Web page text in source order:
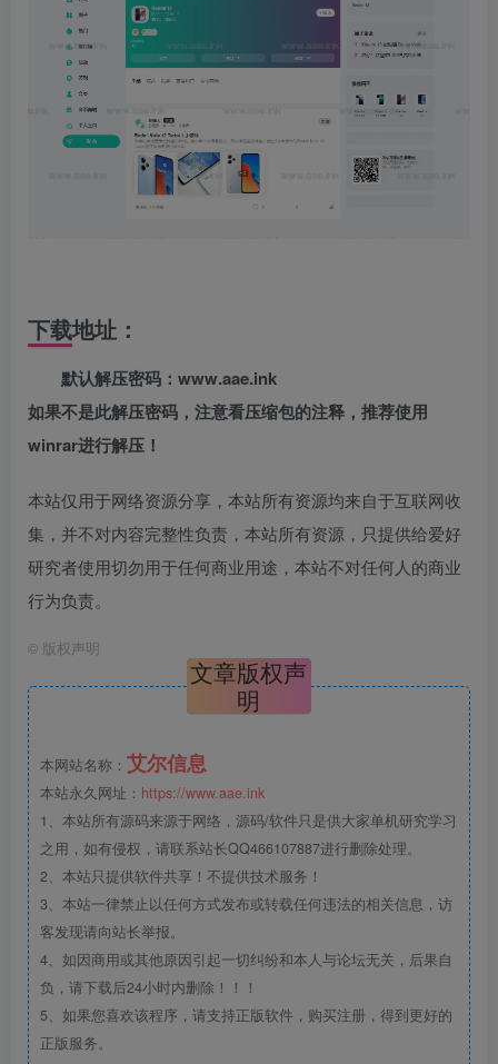
下载地址：
默认解压密码：www.aae.ink
如果不是此解压密码，注意看压缩包的注释，推荐使用
winrar进行解压！
本站仅用于网络资源分享，本站所有资源均来自于互联网收
集，并不对内容完整性负责，本站所有资源，只提供给爱好
研究者使用切勿用于任何商业用途，本站不对任何人的商业
行为负责。
© 版权声明
文章版权声
明
本网站名称： 艾尔信息
本站永久网址： https://www.aae.ink
1、本站所有源码来源于网络，源码/软件只是供大家单机研究学习
之用，如有侵权，请联系站长QQ466107887进行删除处理。
2、本站只提供软件共享！不提供技术服务！
3、本站一律禁止以任何方式发布或转载任何违法的相关信息，访
客发现请向站长举报。
4、如因商用或其他原因引起一切纠纷和本人与论坛无关，后果自
负，请下载后24小时内删除！！！
5、如果您喜欢该程序，请支持正版软件，购买注册，得到更好的
正版服务。